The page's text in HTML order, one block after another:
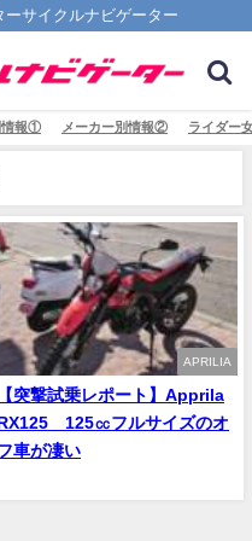
サイクルナビゲーター
情報① メーカー別情報② ライダー
APRILIA
【突撃試乗レポート】Apprila
125㏄フルサイズのオ
車が凄い